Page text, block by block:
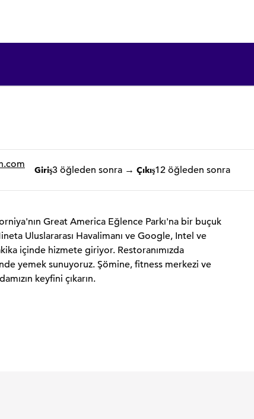
Giriş3 öğleden sonra → Çıkış12 öğleden sonra
Great America Eğlence Parkı'na bir buçuk
Uluslararası Havalimanı ve Google, Intel ve
içinde hizmete giriyor. Restoranımızda
yemek sunuyoruz. Şömine, fitness merkezi ve
keyfini çıkarın.